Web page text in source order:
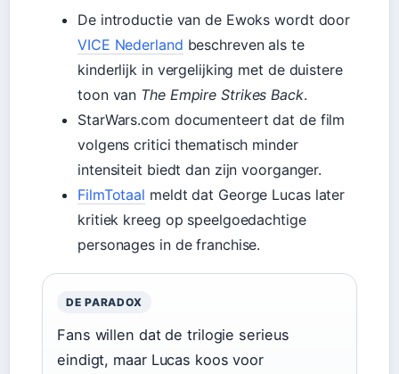
De introductie van de Ewoks wordt door
VICE Nederland beschreven als te
kinderlijk in vergelijking met de duistere
toon van The Empire Strikes Back.
StarWars.com documenteert dat de film
volgens critici thematisch minder
intensiteit biedt dan zijn voorganger.
FilmTotaal meldt dat George Lucas later
kritiek kreeg op speelgoedachtige
personages in de franchise.
DE PARADOX
Fans willen dat de trilogie serieus
eindigt, maar Lucas koos voor